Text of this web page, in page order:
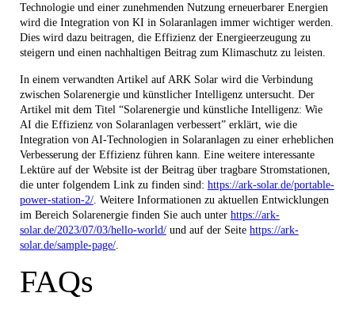
Technologie und einer zunehmenden Nutzung erneuerbarer Energien
wird die Integration von KI in Solaranlagen immer wichtiger werden.
Dies wird dazu beitragen, die Effizienz der Energieerzeugung zu
steigern und einen nachhaltigen Beitrag zum Klimaschutz zu leisten.
In einem verwandten Artikel auf ARK Solar wird die Verbindung
zwischen Solarenergie und künstlicher Intelligenz untersucht. Der
Artikel mit dem Titel “Solarenergie und künstliche Intelligenz: Wie
AI die Effizienz von Solaranlagen verbessert” erklärt, wie die
Integration von AI-Technologien in Solaranlagen zu einer erheblichen
Verbesserung der Effizienz führen kann. Eine weitere interessante
Lektüre auf der Website ist der Beitrag über tragbare Stromstationen,
die unter folgendem Link zu finden sind: https://ark-solar.de/portable-
power-station-2/. Weitere Informationen zu aktuellen Entwicklungen
im Bereich Solarenergie finden Sie auch unter https://ark-
solar.de/2023/07/03/hello-world/und auf der Seite https://ark-
solar.de/sample-page/.
FAQs